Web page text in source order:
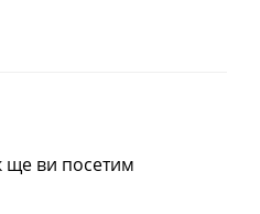
ще ви посетим